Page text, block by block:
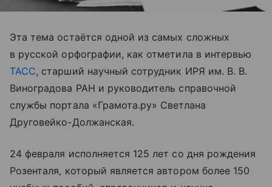
Эта тема остаётся одной из самых сложных
в русской орфографии, как отметила в интервью
ТАСС, старший научный сотрудник ИРЯ им. В. В.
Виноградова РАН и руководитель справочной
службы портала «Грамота.ру» Светлана
Друговейко-Должанская.
24 февраля исполняется 125 лет со дня рождения
Розенталя, который является автором более 150